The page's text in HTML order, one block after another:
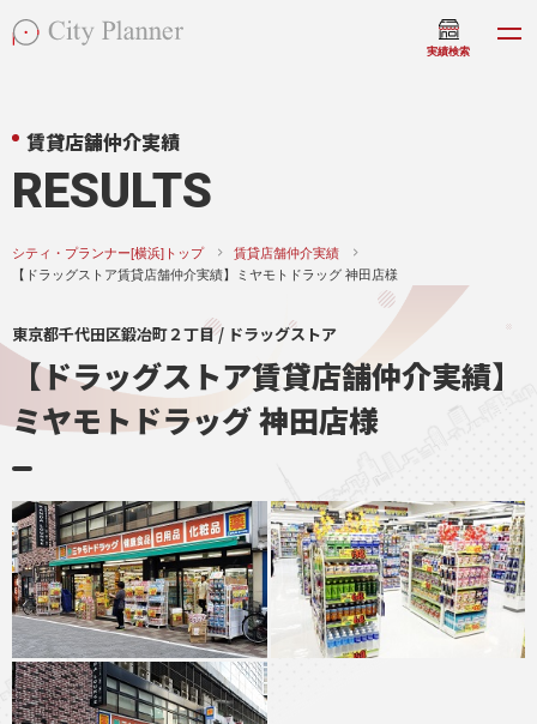
実績検索
賃貸店舗仲介実績
RESULTS
シティ・プランナー[横浜]トップ
賃貸店舗仲介実績
【ドラッグストア賃貸店舗仲介実績】ミヤモトドラッグ 神田店様
東京都千代田区鍛冶町２丁目 / ドラッグストア
【ドラッグストア賃貸店舗仲介実績】
ミヤモトドラッグ 神田店様